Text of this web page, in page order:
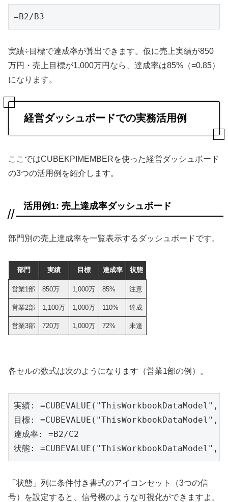
=B2/B3
実績÷目標で達成率が算出できます。仮に売上実績が850
万円・売上目標が1,000万円なら、達成率は85%（=0.85）
になります。
経営ダッシュボードでの実務活用例
ここではCUBEKPIMEMBERを使った経営ダッシュボード
の3つの活用例を紹介します。
活用例1: 売上達成率ダッシュボード
部門別の売上達成率を一覧表示するダッシュボードです。
部門 実績 目標 達成率 状態
営業1部 850万 1,000万 85% 注意
営業2部 1,100万 1,000万 110% 達成
営業3部 720万 1,000万 72% 未達
各セルの数式は次のようになります（営業1部の例）。
実績:
目標:
達成率: =B2/C2
状態:
「状態」列に条件付き書式のアイコンセット（3つの信
号）を設定すると、信号機のような可視化ができますよ。